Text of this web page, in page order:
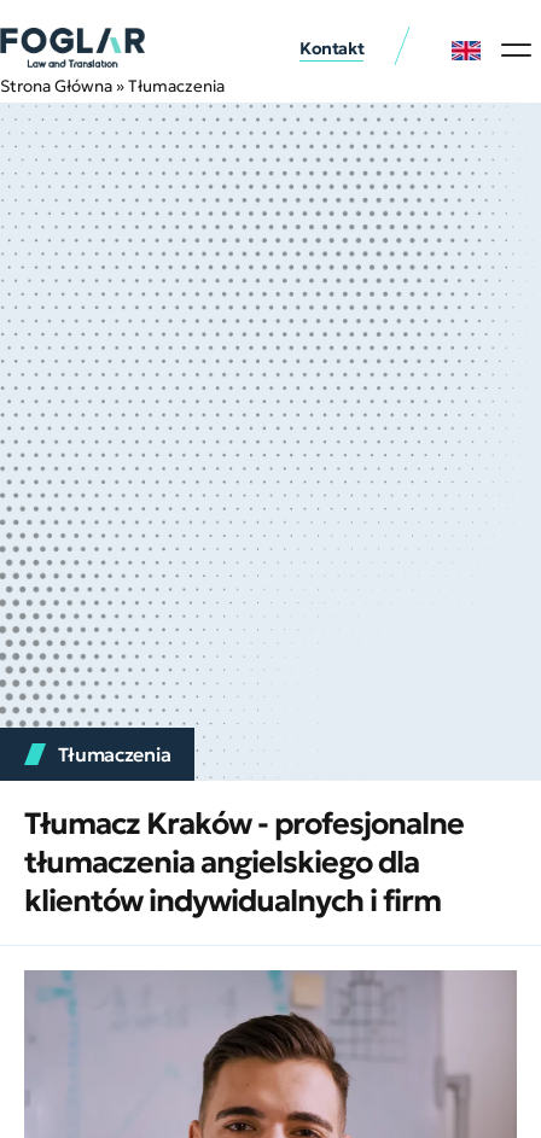
Strona Główna »Tłumaczenia
Kontakt
Tłumaczenia
Tłumacz Kraków - profesjonalne
tłumaczenia angielskiego dla
klientów indywidualnych i firm